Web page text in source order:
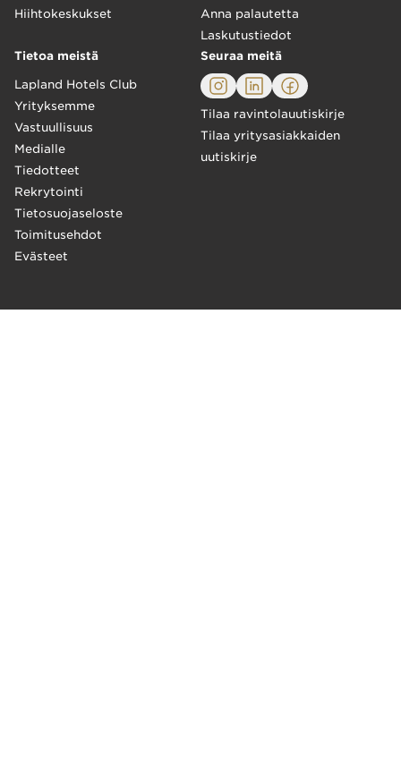
Hiihtokeskukset
Anna palautetta
Laskutustiedot
Tietoa meistä
Lapland Hotels Club
Yrityksemme
Vastuullisuus
Medialle
Tiedotteet
Rekrytointi
Tietosuojaseloste
Toimitusehdot
Evästeet
Seuraa meitä
Tilaa ravintolauutiskirje
Tilaa yritysasiakkaiden
uutiskirje